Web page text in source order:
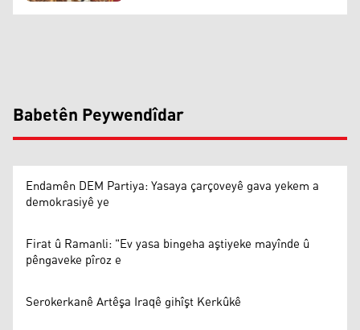
Babetên Peywendîdar
Endamên DEM Partiya: Yasaya çarçoveyê gava yekem a
demokrasiyê ye
Firat û Ramanli: "Ev yasa bingeha aştiyeke mayînde û
pêngaveke pîroz e
Serokerkanê Artêşa Iraqê gihîşt Kerkûkê